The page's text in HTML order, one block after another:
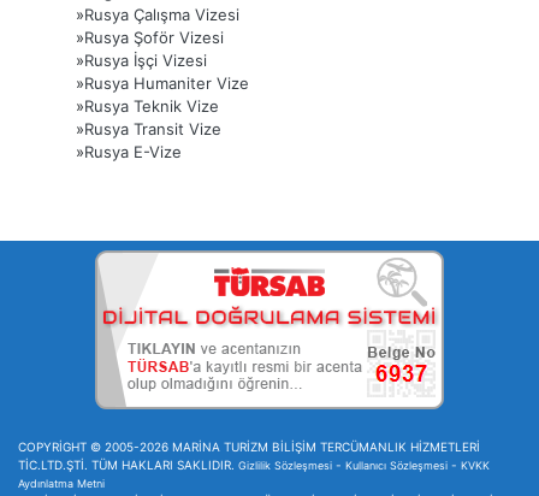
»Rusya Çalışma Vizesi
»Rusya Şoför Vizesi
»Rusya İşçi Vizesi
»Rusya Humaniter Vize
»Rusya Teknik Vize
»Rusya Transit Vize
»Rusya E-Vize
COPYRİGHT © 2005-2026 MARİNA TURİZM BİLİŞİM TERCÜMANLIK HİZMETLERİ
TİC.LTD.ŞTİ. TÜM HAKLARI SAKLIDIR. Gizlilik Sözleşmesi - Kullanıcı Sözleşmesi - KVKK
Aydınlatma Metni